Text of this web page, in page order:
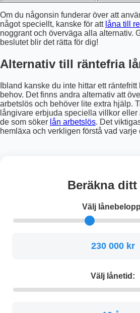
Om du någonsin funderar över att
något speciellt, kanske för att låna till
noggrant och överväga alla alternativ.
beslutet blir det rätta för dig!
Alternativ till räntefria
Ibland kanske du inte hittar ett
behov. Det finns andra alternativ att
arbetslös och behöver lite extra hjälp.
långivare erbjuda speciella villkor
de som söker lån arbetslös. Det
hemläxa och verkligen förstå vad varje
Beräkna ditt
Välj
230 000 kr
Välj lånetid: